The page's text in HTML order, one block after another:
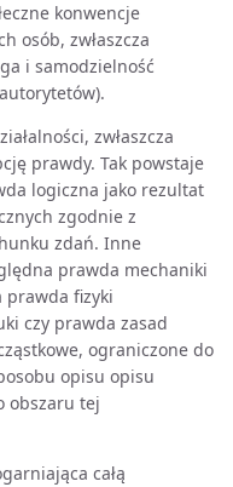
konwencje
osób, zwłaszcza
i samodzielność
zwłaszcza
prawdy. Tak powstaje
logiczna jako rezultat
zgodnie z
zdań. Inne
prawda mechaniki
prawda fizyki
czy prawda zasad
ograniczone do
opisu opisu
obszaru tej
całą